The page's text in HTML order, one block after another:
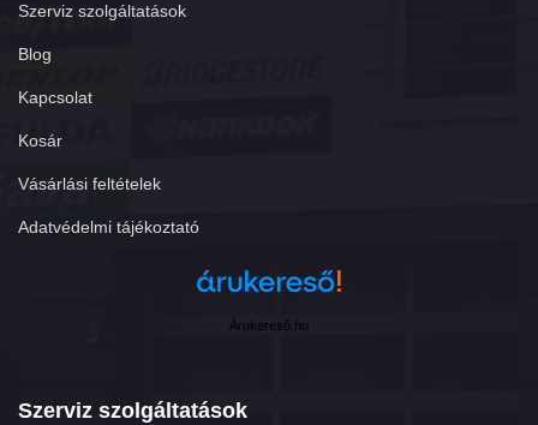
Szerviz szolgáltatások
Blog
Kapcsolat
Kosár
Vásárlási feltételek
Adatvédelmi tájékoztató
Árukereső.hu
Szerviz szolgáltatások